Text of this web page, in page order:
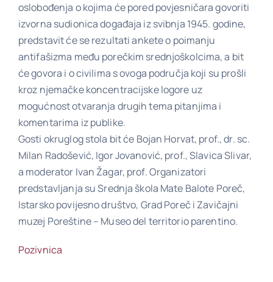
oslobođenja o kojima će pored povjesničara govoriti
izvorna sudionica događaja iz svibnja 1945. godine,
predstavit će se rezultati ankete o poimanju
antifašizma među porečkim srednjoškolcima, a bit
će govora i o civilima s ovoga područja koji su prošli
kroz njemačke koncentracijske logore uz
mogućnost otvaranja drugih tema pitanjima i
komentarima iz publike.
Gosti okruglog stola bit će Bojan Horvat, prof., dr. sc.
Milan Radošević, Igor Jovanović, prof., Slavica Slivar,
a moderator Ivan Žagar, prof. Organizatori
predstavljanja su Srednja škola Mate Balote Poreč,
Istarsko povijesno društvo, Grad Poreč i Zavičajni
muzej Poreštine – Museo del territorio parentino.
Pozivnica